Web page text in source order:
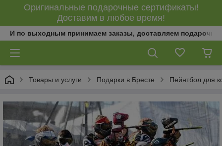
Оригинальные подарочные сертификаты!
Доставим в любое время!
И по выходным принимаем заказы, доставляем
Товары и услуги Подарки в Бресте Пейнтбол для